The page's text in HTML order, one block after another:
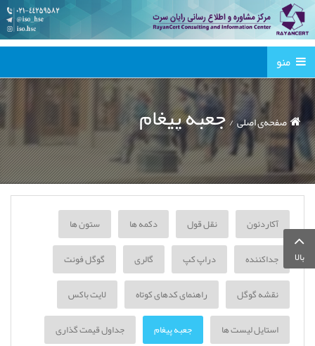
منو
صفحه‌ی اصلی جعبه پیغام
آکاردئون نقل قول دکمه ها
ستون ها
جداکننده
دراپ کپ گالری
گوگل فونت
نقشه گوگل
راهنمای کدهای کوتاه
لایت باکس
استایل لیست ها
جعبه پیغام
جداول قیمت گذاری
بالا